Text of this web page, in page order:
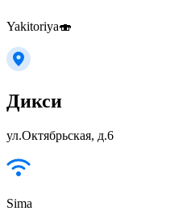
Yakitoriya🍣
Дикси
ул.Октябрьская, д.6
Sima